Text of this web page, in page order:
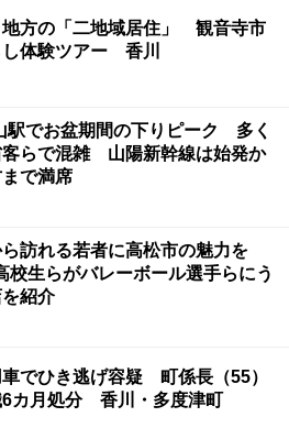
地方の「二地域居住」 観音寺市
体験ツアー 香川
駅でお盆期間の下りピーク 多く
客らで混雑 山陽新幹線は始発か
で満席
訪れる若者に高松市の魅力を
生らがバレーボール選手らにう
紹介
車でひき逃げ容疑 町係長（55）
6カ月処分 香川・多度津町